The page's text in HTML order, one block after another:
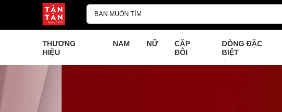
THƯƠNG
HIỆU
NAM NỮ
CẶP
ĐÔI
DÒNG ĐẶC
BIỆT